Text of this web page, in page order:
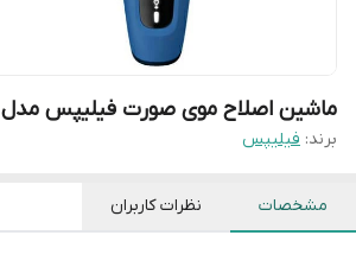
ماشین اصلاح موی صورت فیلیپس مدل S5444
برند: فیلیپس
مشخصات نظرات کاربران